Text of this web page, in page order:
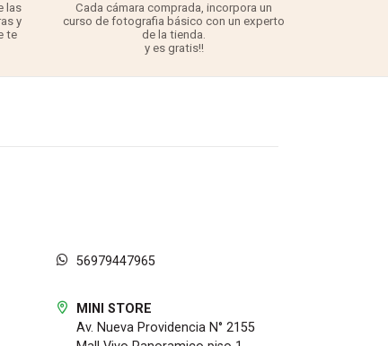
las
y
te
Cada cámara comprada, incorpora un
curso de fotografia básico con un experto
de la tienda.
y es gratis!!
56979447965
MINI STORE
Av. Nueva Providencia N° 2155